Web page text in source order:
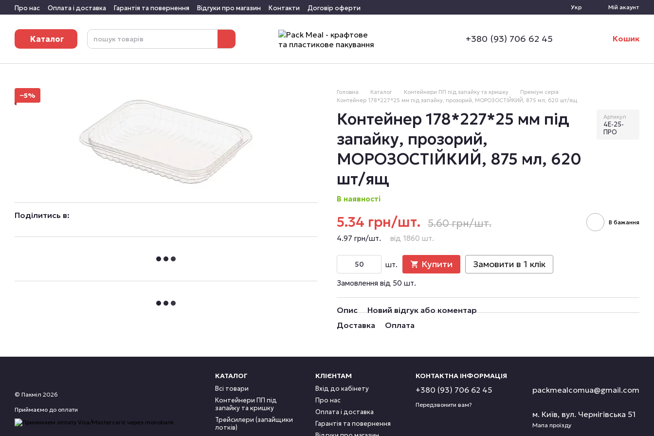
Перейти до основного контенту
Про нас Оплата і доставка Гарантія та повернення Відгуки про магазин Контакти Договір оферти Укр Мій акаунт
Каталог +380 (93) 706 62 45 Кошик
−5%
Поділитись в:
Головна Каталог Контейнери ПП під запайку та кришку
Преміум серія
Контейнер 178*227*25 мм під запайку, прозорий, МОРОЗОСТІЙКИЙ, 875 мл, 620 шт/ящ
Контейнер 178*227*25 мм під
запайку, прозорий,
МОРОЗОСТІЙКИЙ, 875 мл, 620
шт/ящ
Артикул
4Е-25-
ПРО
В наявності
5.34 грн/шт. 5.60 грн/шт. В бажання
4.97 грн/шт. від 1860 шт.
шт. Купити Замовити в 1 клік
Замовлення від 50 шт.
Опис
Новий відгук або коментар
Доставка
Оплата
© Пакміл 2026
Приймаємо до оплати
КАТАЛОГ
Всі товари
Контейнери ПП під
запайку та кришку
Трейсилери (запайщики
лотків)
КЛІЄНТАМ
Вхід до кабінету
Про нас
Оплата і доставка
Гарантія та повернення
КОНТАКТНА ІНФОРМАЦІЯ
+380 (93) 706 62 45
Передзвонити вам?
packmealcomua@gmail.com
м. Київ, вул. Чернігівська 51
Мапа проїзду